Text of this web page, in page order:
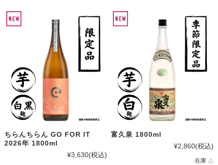
ちらんちらん GO FOR IT
2026年 1800ml
¥3,630(税込)
富久泉 1800ml
¥2,860(税込)
在庫 △